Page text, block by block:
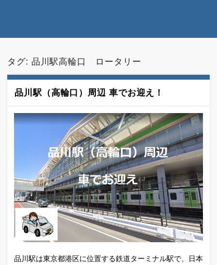
タグ: 品川駅高輪口 ロータリー
品川駅（高輪口）周辺 車でお迎え！
品川駅は東京都港区に位置する鉄道ターミナル駅で、日本